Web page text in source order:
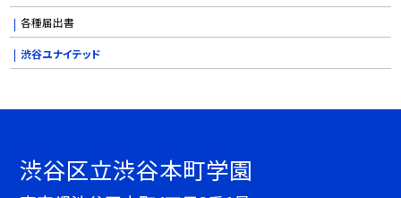
各種届出書
渋谷ユナイテッド
渋谷区立渋谷本町学園